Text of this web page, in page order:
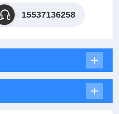
15537136258